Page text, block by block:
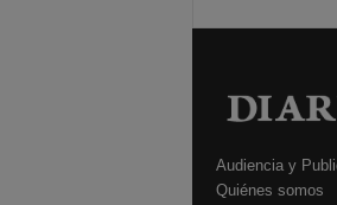
Audiencia y
Quiénes somos